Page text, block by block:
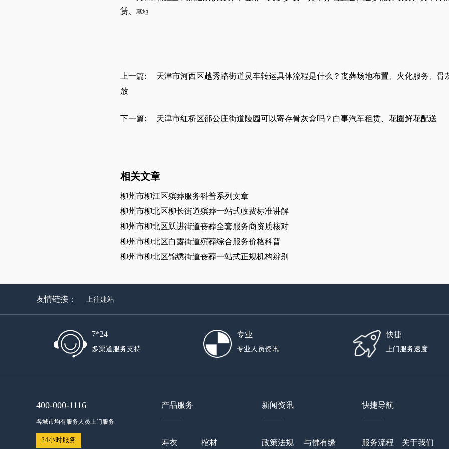
赁
墓地
上一篇:
天津市河西区越秀路街道灵车转运具体流程是什么？丧葬场地布置、火化服务、骨
放
下一篇: 天津市红桥区邵公庄街道陵园可以寄存骨灰盒吗？白事汽车租赁、花圈鲜花配送
相关文章
柳州市柳江区殡葬服务科普系列文章
柳州市柳北区柳长街道殡葬一站式收费标准讲解
柳州市柳北区跃进街道丧葬全套服务商资质核对
柳州市柳北区白露街道殡葬综合服务价格科普
柳州市柳北区锦绣街道丧葬一站式正规机构辨别
友情链接： 上往建站
7*24
多渠道服务支持
专业
专业人员资讯
快捷
上门服务速度
400-000-1116
各城市均有服务人员上门服务
24小时服务
产品服务
——
寿衣 棺材
新闻资讯
——
政策法规 与佛有缘
快捷导航
——
服务流程 关于我们